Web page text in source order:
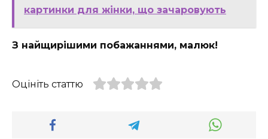
картинки для жінки, що зачаровують
З найщирішими побажаннями, малюк!
Оцініть статтю